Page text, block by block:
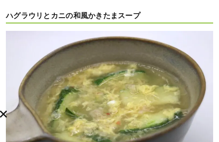
ハグラウリとカニの和風かきたまスープ